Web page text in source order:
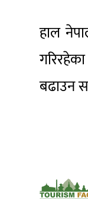
हाल
बढाउन